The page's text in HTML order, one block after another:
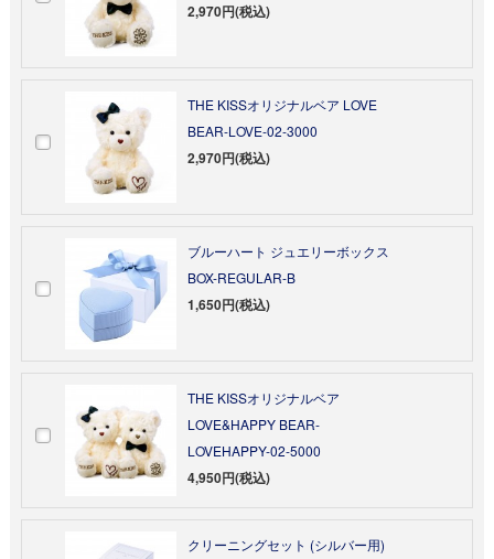
2,970円(税込)
THE KISSオリジナルベア LOVE
BEAR-LOVE-02-3000
2,970円(税込)
ブルーハート ジュエリーボックス
BOX-REGULAR-B
1,650円(税込)
THE KISSオリジナルベア
LOVE&HAPPY BEAR-
LOVEHAPPY-02-5000
4,950円(税込)
クリーニングセット (シルバー用)